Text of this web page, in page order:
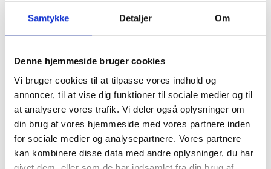
Samtykke Detaljer Om
Denne hjemmeside bruger cookies
Vi bruger cookies til at tilpasse vores indhold og
annoncer, til at vise dig funktioner til sociale medier og til
at analysere vores trafik. Vi deler også oplysninger om
din brug af vores hjemmeside med vores partnere inden
for sociale medier og analysepartnere. Vores partnere
kan kombinere disse data med andre oplysninger, du har
Kontakt
Adm. direktør
Tlf: 28 88 18 77
Mail: bma@bl.dk